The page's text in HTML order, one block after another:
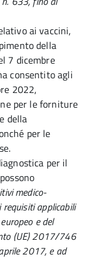
ai vaccini,
della
7 dicembre
consentito agli
2022,
per le forniture
della
per le
per il
medico-
applicabili
e del
(UE) 2017/746
2017, e ad